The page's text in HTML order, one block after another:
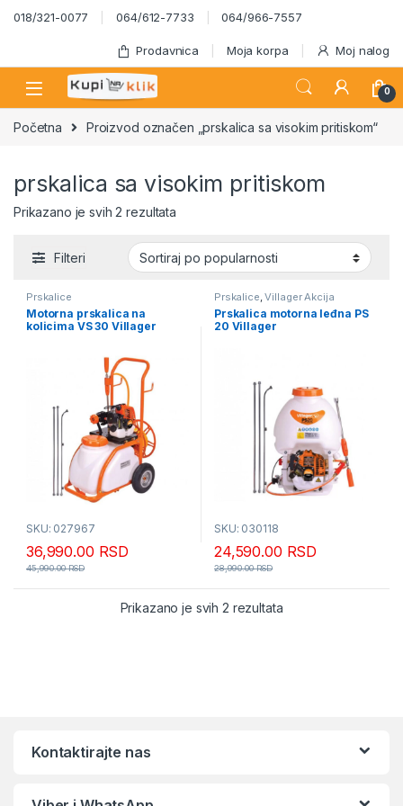
Skip to navigation
Skip to content
018/321-0077 064/612-7733 064/966-7557
Prodavnica Moja korpa Moj nalog
0
Početna Proizvod označen „prskalica sa visokim pritiskom“
prskalica sa visokim pritiskom
Prikazano je svih 2 rezultataSortirano po popularnosti
Filteri
Prskalice
Motorna prskalica na
kolicima VS 30 Villager
SKU: 027967
36,990.00 RSD
45,990.00RSD
Prskalice,Villager Akcija
Prskalica motorna leđna PS
20 Villager
SKU: 030118
24,590.00 RSD
28,990.00RSD
Prikazano je svih 2 rezultataSortirano po
Kontaktirajte nas